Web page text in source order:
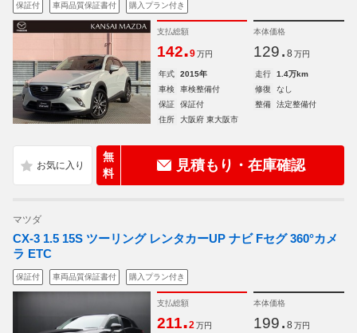
保証付 車両品質保証書付 購入プラン付き
支払総額
142.9 万円
本体価格
129. 8 万円
年式 2015年 走行
1.4万km
車検
車検整備付 修復
なし
保証
保証付 整備
法定整備付
住所
大阪府 東大阪市
無
料
見積もり・在庫確認
マツダ
CX-3 1.5 15S ツーリング レンタカーUP ナビ Fセグ 360°カメ
ラ ETC
保証付 車両品質保証書付 購入プラン付き
支払総額
211.2 万円
本体価格
199. 8 万円